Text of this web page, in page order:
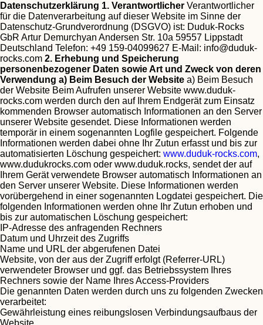
Datenschutzerklärung 1. Verantwortlicher Verantwortlicher
für die Datenverarbeitung auf dieser Website im Sinne der
Datenschutz-Grundverordnung (DSGVO) ist: Duduk-Rocks
GbR Artur Demurchyan Andersen Str. 10a 59557 Lippstadt
Deutschland Telefon: +49 159-04099627 E-Mail: info@duduk-
rocks.com 2. Erhebung und Speicherung
personenbezogener Daten sowie Art und Zweck von deren
Verwendung a) Beim Besuch der Website a) Beim Besuch
der Website Beim Aufrufen unserer Website www.duduk-
rocks.com werden durch den auf Ihrem Endgerät zum Einsatz
kommenden Browser automatisch Informationen an den Server
unserer Website gesendet. Diese Informationen werden
temporär in einem sogenannten Logfile gespeichert. Folgende
Informationen werden dabei ohne Ihr Zutun erfasst und bis zur
automatisierten Löschung gespeichert: www.duduk-rocks.com,
www.dudukrocks.com oder www.duduk.rocks, sendet der auf
Ihrem Gerät verwendete Browser automatisch Informationen an
den Server unserer Website. Diese Informationen werden
vorübergehend in einer sogenannten Logdatei gespeichert. Die
folgenden Informationen werden ohne Ihr Zutun erhoben und
bis zur automatischen Löschung gespeichert:
IP-Adresse des anfragenden Rechners
Datum und Uhrzeit des Zugriffs
Name und URL der abgerufenen Datei
Website, von der aus der Zugriff erfolgt (Referrer-URL)
verwendeter Browser und ggf. das Betriebssystem Ihres
Rechners sowie der Name Ihres Access-Providers
Die genannten Daten werden durch uns zu folgenden Zwecken
verarbeitet:
Gewährleistung eines reibungslosen Verbindungsaufbaus der
Website